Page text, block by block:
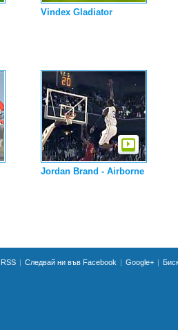
Vindex Gladiator
Jordan Brand - Airborne
RSS Следвай ни във Facebook Google+